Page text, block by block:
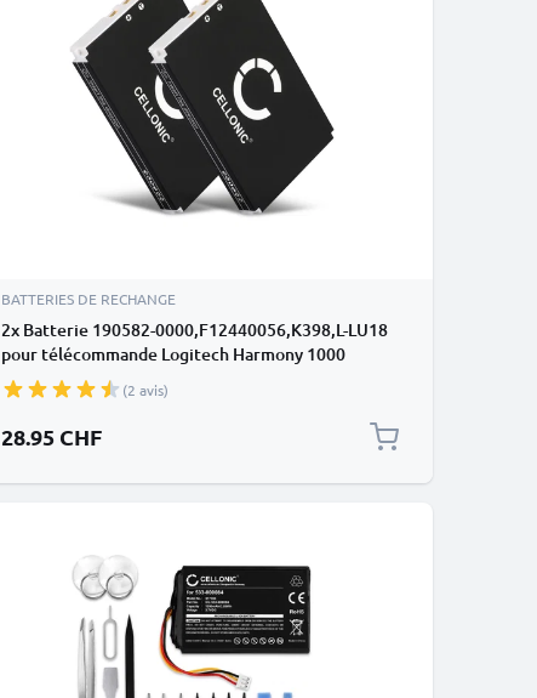
BATTERIES DE RECHANGE
2x Batterie 190582-0000,F12440056,K398,L-LU18
pour télécommande Logitech Harmony 1000
Remote 1100 1300mAh
(2 avis)
28.95 CHF